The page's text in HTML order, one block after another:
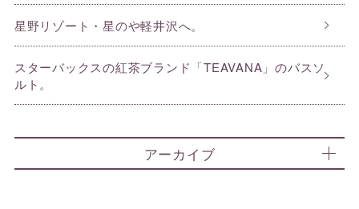
星野リゾート・星のや軽井沢へ。
スターバックスの紅茶ブランド「TEAVANA」のバスソ
ルト。
アーカイブ